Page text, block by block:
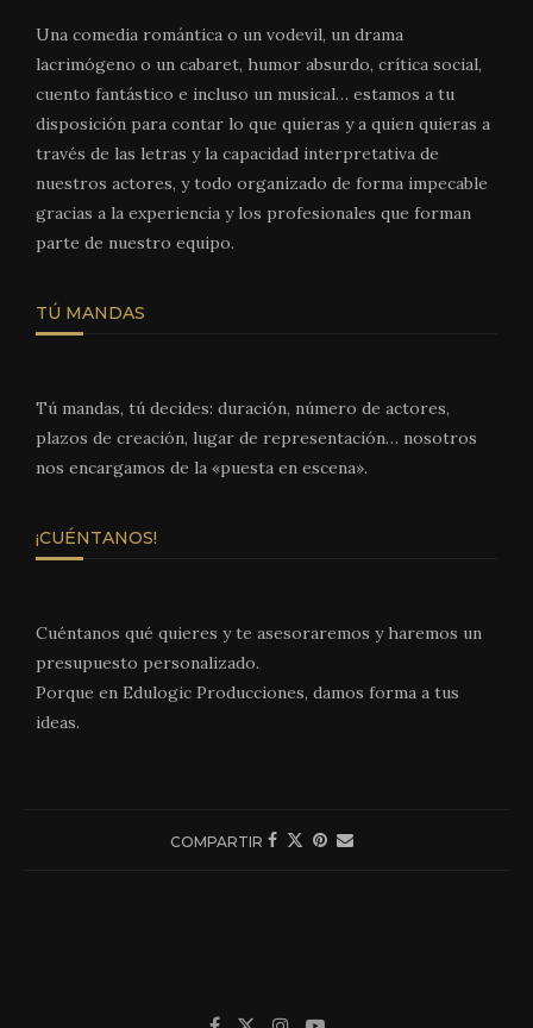
Una comedia romántica o un vodevil, un drama
lacrimógeno o un cabaret, humor absurdo, crítica social,
cuento fantástico e incluso un musical… estamos a tu
disposición para contar lo que quieras y a quien quieras a
través de las letras y la capacidad interpretativa de
nuestros actores, y todo organizado de forma impecable
gracias a la experiencia y los profesionales que forman
parte de nuestro equipo.
TÚ MANDAS
Tú mandas, tú decides: duración, número de actores,
plazos de creación, lugar de representación… nosotros
nos encargamos de la «puesta en escena».
¡CUÉNTANOS!
Cuéntanos qué quieres y te asesoraremos y haremos un
presupuesto personalizado.
Porque en Edulogic Producciones, damos forma a tus
ideas.
COMPARTIR